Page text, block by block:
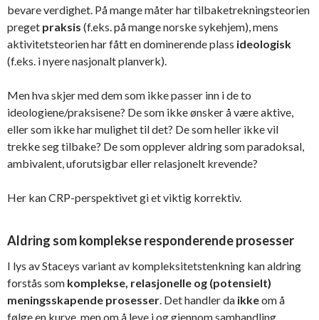
bevare verdighet. På mange måter har tilbaketrekningsteorien
preget praksis (f.eks. på mange norske sykehjem), mens
aktivitetsteorien har fått en dominerende plass ideologisk
(f.eks. i nyere nasjonalt planverk).
Men hva skjer med dem som ikke passer inn i de to
ideologiene/praksisene? De som ikke ønsker å være aktive,
eller som ikke har mulighet til det? De som heller ikke vil
trekke seg tilbake? De som opplever aldring som paradoksal,
ambivalent, uforutsigbar eller relasjonelt krevende?
Her kan CRP-perspektivet gi et viktig korrektiv.
Aldring som komplekse responderende prosesser
I lys av Staceys variant av kompleksitetstenkning kan aldring
forstås som komplekse, relasjonelle og (potensielt)
meningsskapende prosesser. Det handler da ikkeom å
følge en kurve, men om å leve i og gjennom samhandling.